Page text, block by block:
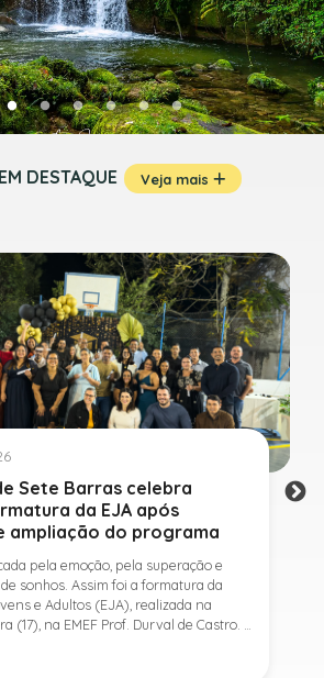
DESTAQUE Veja mais
Sete Barras celebra
da EJA após
ampliação do programa
pela emoção, pela superação e
sonhos. Assim foi a formatura da
e Adultos (EJA), realizada na
(17), na EMEF Prof. Durval de Castro. A
a conclusão dos estudos de 53
a história ao marcar a primeira